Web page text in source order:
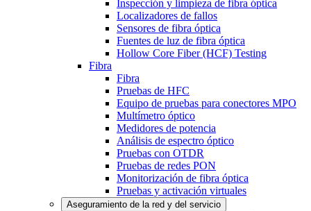
Inspección y limpieza de fibra óptica
Localizadores de fallos
Sensores de fibra óptica
Fuentes de luz de fibra óptica
Hollow Core Fiber (HCF) Testing
Fibra
Fibra
Pruebas de HFC
Equipo de pruebas para conectores MPO
Multímetro óptico
Medidores de potencia
Análisis de espectro óptico
Pruebas con OTDR
Pruebas de redes PON
Monitorización de fibra óptica
Pruebas y activación virtuales
Aseguramiento de la red y del servicio